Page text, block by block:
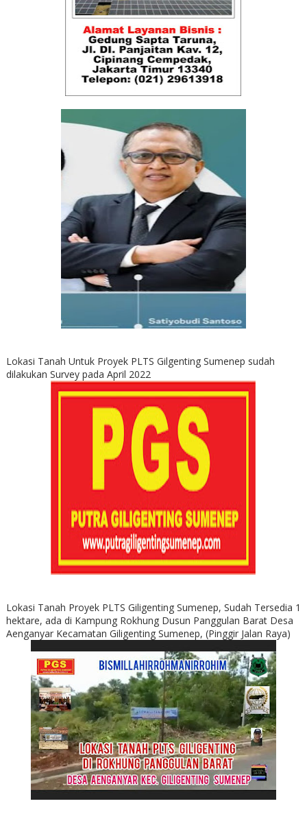
Lokasi Tanah Untuk Proyek PLTS Gilgenting Sumenep sudah
dilakukan Survey pada April 2022
Lokasi Tanah Proyek PLTS Giligenting Sumenep, Sudah Tersedia 1
hektare, ada di Kampung Rokhung Dusun Panggulan Barat Desa
Aenganyar Kecamatan Giligenting Sumenep, (Pinggir Jalan Raya)